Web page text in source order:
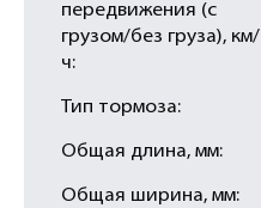
передвижения (с
грузом/без груза), км/
ч:
Тип тормоза:
Общая длина, мм:
Общая ширина, мм: